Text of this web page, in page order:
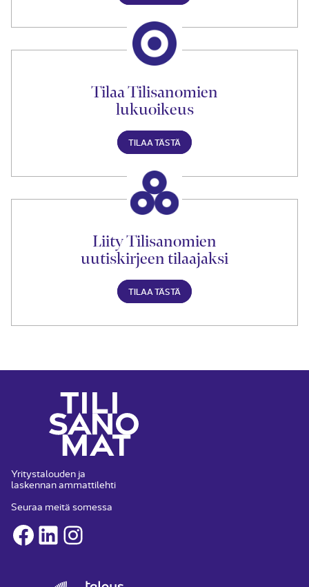
Tilaa Tilisanomien
lukuoikeus
TILAA TÄSTÄ
Liity Tilisanomien
uutiskirjeen tilaajaksi
TILAA TÄSTÄ
Yritystalouden ja
laskennan ammattilehti
Seuraa meitä somessa
Facebook
LinkedInInstagram